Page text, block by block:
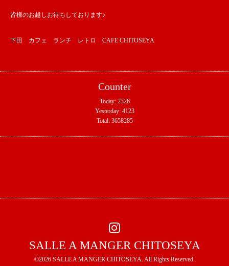
皆様のお越しお待ちしております♪
下田 カフェ ランチ レトロ CAFE CHITOSEYA
Counter
Today: 2326
Yesterday: 4123
Total: 3658285
SALLE A MANGER CHITOSEYA
©2026 SALLE A MANGER CHITOSEYA. All Rights Reserved.